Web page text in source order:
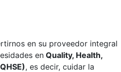
en su proveedor integral
en Quality, Health,
, es decir, cuidar la